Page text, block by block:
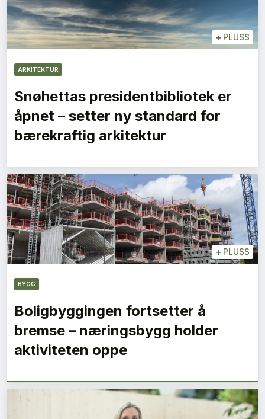
+ PLUSS
ARKITEKTUR
Snøhettas presidentbibliotek er
åpnet – setter ny standard for
bærekraftig arkitektur
+ PLUSS
BYGG
Boligbyggingen fortsetter å
bremse – næringsbygg holder
aktiviteten oppe